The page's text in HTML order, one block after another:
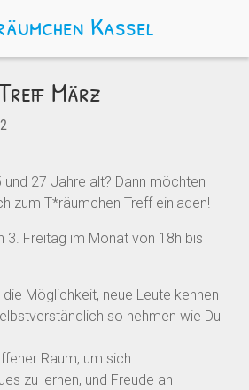
März
und 27 Jahre alt? Dann möchten
zum T*räumchen Treff einladen!
3. Freitag im Monat von 18h bis
Möglichkeit, neue Leute kennen
so nehmen wie Du
Raum, um sich
zu lernen, und Freude an
Kassel